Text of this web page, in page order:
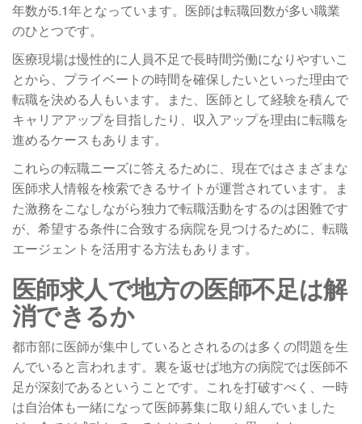
年数が5.1年となっています。医師は転職回数が多い職業
のひとつです。
医療現場は慢性的に人員不足で長時間労働になりやすいこ
とから、プライベートの時間を確保したいといった理由で
転職を決める人もいます。また、医師として経験を積んで
キャリアアップを目指したり、収入アップを理由に転職を
進めるケースもあります。
これらの転職ニーズに答えるために、現在ではさまざまな
医師求人情報を検索できるサイトが運営されています。ま
た激務をこなしながら独力で転職活動をするのは困難です
が、希望する条件に合致する病院を見つけるために、転職
エージェントを活用する方法もあります。
医師求人で地方の医師不足は解
消できるか
都市部に医師が集中しているとされるのは多くの問題を生
んでいると言われます。裏を返せば地方の病院では医師不
足が深刻であるということです。これを打破すべく、一時
は自治体も一緒になって医師募集に取り組んでいました